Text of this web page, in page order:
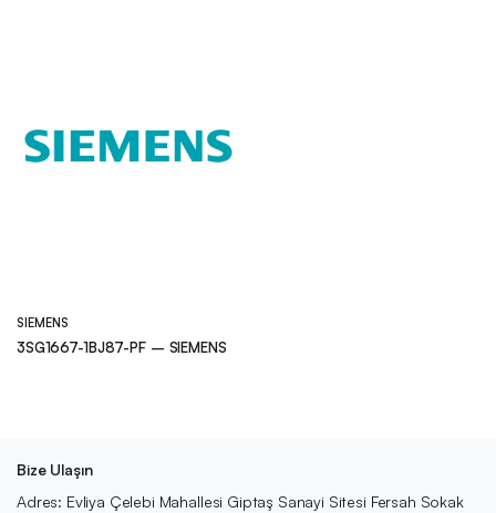
SIEMENS
3SG1667-1BJ87-PF – SIEMENS
Bize Ulaşın
Adres: Evliya Çelebi Mahallesi Giptaş Sanayi Sitesi Fersah Sokak